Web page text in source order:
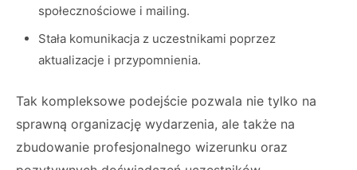
społecznościowe i mailing.
Stała komunikacja z uczestnikami poprzez
aktualizacje i przypomnienia.
Tak kompleksowe podejście pozwala nie tylko na
sprawną organizację wydarzenia, ale także na
zbudowanie profesjonalnego wizerunku oraz